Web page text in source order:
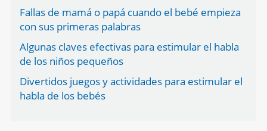
Fallas de mamá o papá cuando el bebé empieza
con sus primeras palabras
Algunas claves efectivas para estimular el habla
de los niños pequeños
Divertidos juegos y actividades para estimular el
habla de los bebés